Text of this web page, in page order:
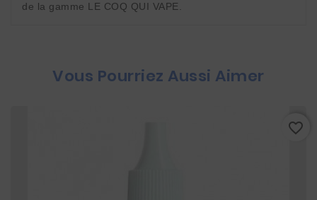
de la gamme LE COQ QUI VAPE.
Vous Pourriez Aussi Aimer
favorite_border